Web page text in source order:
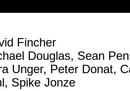
Fincher
Douglas, Sean
Unger, Peter Donat,
Spike Jonze